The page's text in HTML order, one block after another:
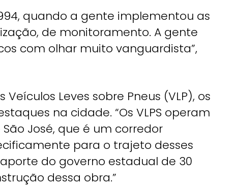
quando a gente implementou as
de monitoramento. A gente
com olhar muito vanguardista”,
Leves sobre Pneus (VLP), os
na cidade. “Os VLPS operam
José, que é um corredor
para o trajeto desses
do governo estadual de 30
dessa obra.”